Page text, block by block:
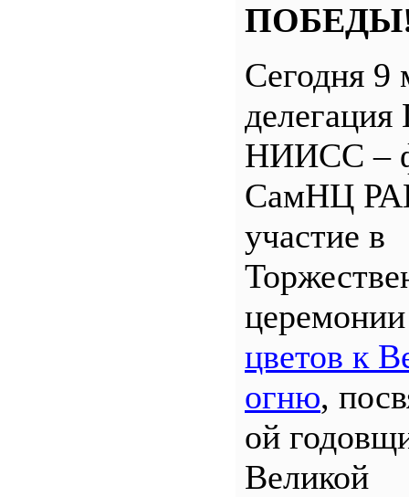
Сегодня 9
НИИСС –
СамНЦ
участие в
цветов к
огню,
ой
Великой